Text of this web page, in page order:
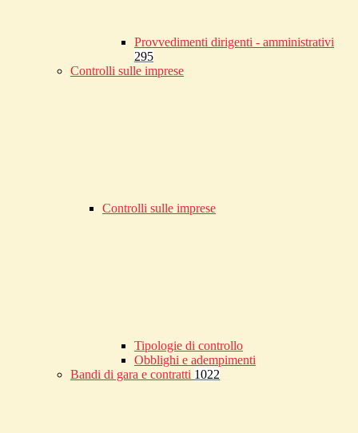
Provvedimenti dirigenti - amministrativi
295
Controlli sulle imprese
Controlli sulle imprese
Tipologie di controllo
Obblighi e adempimenti
Bandi di gara e contratti 1022